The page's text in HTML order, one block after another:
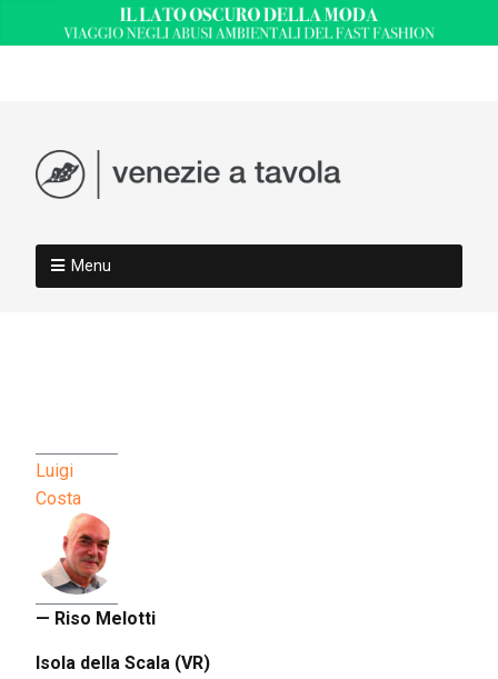
Menu
Luigi
Costa
— Riso Melotti
Isola della Scala (VR)